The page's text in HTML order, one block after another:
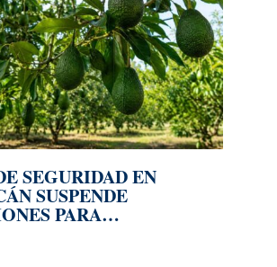
SEGURIDAD EN
SUSPENDE
PARA
DE AGUACATE A